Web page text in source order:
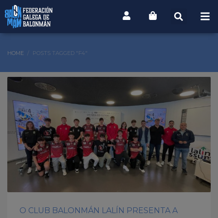
HOME POSTS TAGGED "F4"
O CLUB BALONMÁN LALÍN PRESENTA A